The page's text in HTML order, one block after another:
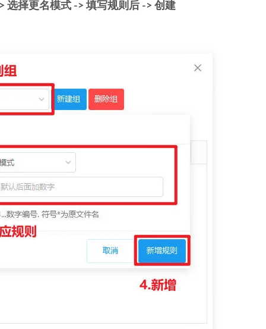
选择更名模式 -> 填写规则后 -> 创建